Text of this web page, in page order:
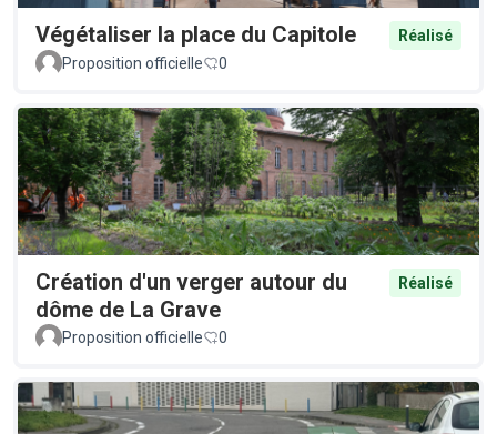
Végétaliser la place du Capitole
Réalisé
Proposition officielle
0
Création d'un verger autour du
dôme de La Grave
Réalisé
Proposition officielle 0